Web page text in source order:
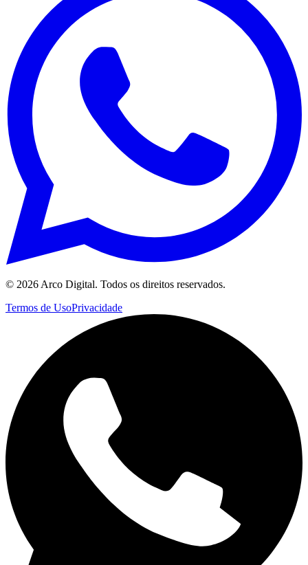
© 2026 Arco Digital. Todos os direitos reservados.
Termos de UsoPrivacidade